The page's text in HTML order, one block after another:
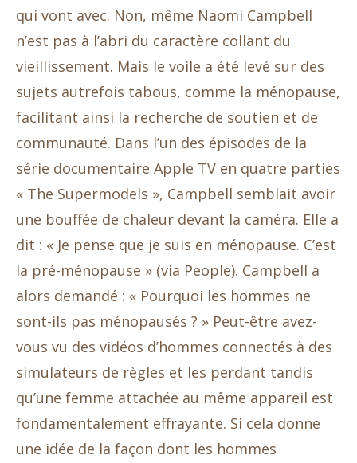
qui vont avec. Non, même Naomi Campbell
n’est pas à l’abri du caractère collant du
vieillissement. Mais le voile a été levé sur des
sujets autrefois tabous, comme la ménopause,
facilitant ainsi la recherche de soutien et de
communauté. Dans l’un des épisodes de la
série documentaire Apple TV en quatre parties
« The Supermodels », Campbell semblait avoir
une bouffée de chaleur devant la caméra. Elle a
dit : « Je pense que je suis en ménopause. C’est
la pré-ménopause » (via People). Campbell a
alors demandé : « Pourquoi les hommes ne
sont-ils pas ménopausés ? » Peut-être avez-
vous vu des vidéos d’hommes connectés à des
simulateurs de règles et les perdant tandis
qu’une femme attachée au même appareil est
fondamentalement effrayante. Si cela donne
une idée de la façon dont les hommes